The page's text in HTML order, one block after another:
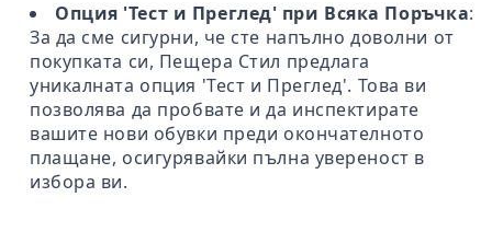
Опция 'Тест и Преглед' при Всяка Поръчка:
За да сме сигурни, че сте напълно доволни от
покупката си, Пещера Стил предлага
уникалната опция 'Тест и Преглед'. Това ви
позволява да пробвате и да инспектирате
вашите нови обувки преди окончателното
плащане, осигурявайки пълна увереност в
избора ви.